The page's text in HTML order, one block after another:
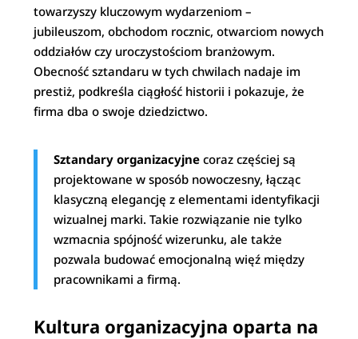
towarzyszy kluczowym wydarzeniom –
jubileuszom, obchodom rocznic, otwarciom nowych
oddziałów czy uroczystościom branżowym.
Obecność sztandaru w tych chwilach nadaje im
prestiż, podkreśla ciągłość historii i pokazuje, że
firma dba o swoje dziedzictwo.
Sztandary organizacyjne coraz częściej są
projektowane w sposób nowoczesny, łącząc
klasyczną elegancję z elementami identyfikacji
wizualnej marki. Takie rozwiązanie nie tylko
wzmacnia spójność wizerunku, ale także
pozwala budować emocjonalną więź między
pracownikami a firmą.
Kultura organizacyjna oparta na